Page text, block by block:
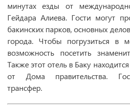
минутах езды от
Гейдара Алиева. Гости могут
бакинских парков, основных
города. Чтобы погрузиться в
возможность посетить
Также этот отель в Баку
от Дома правительства.
трансфер.